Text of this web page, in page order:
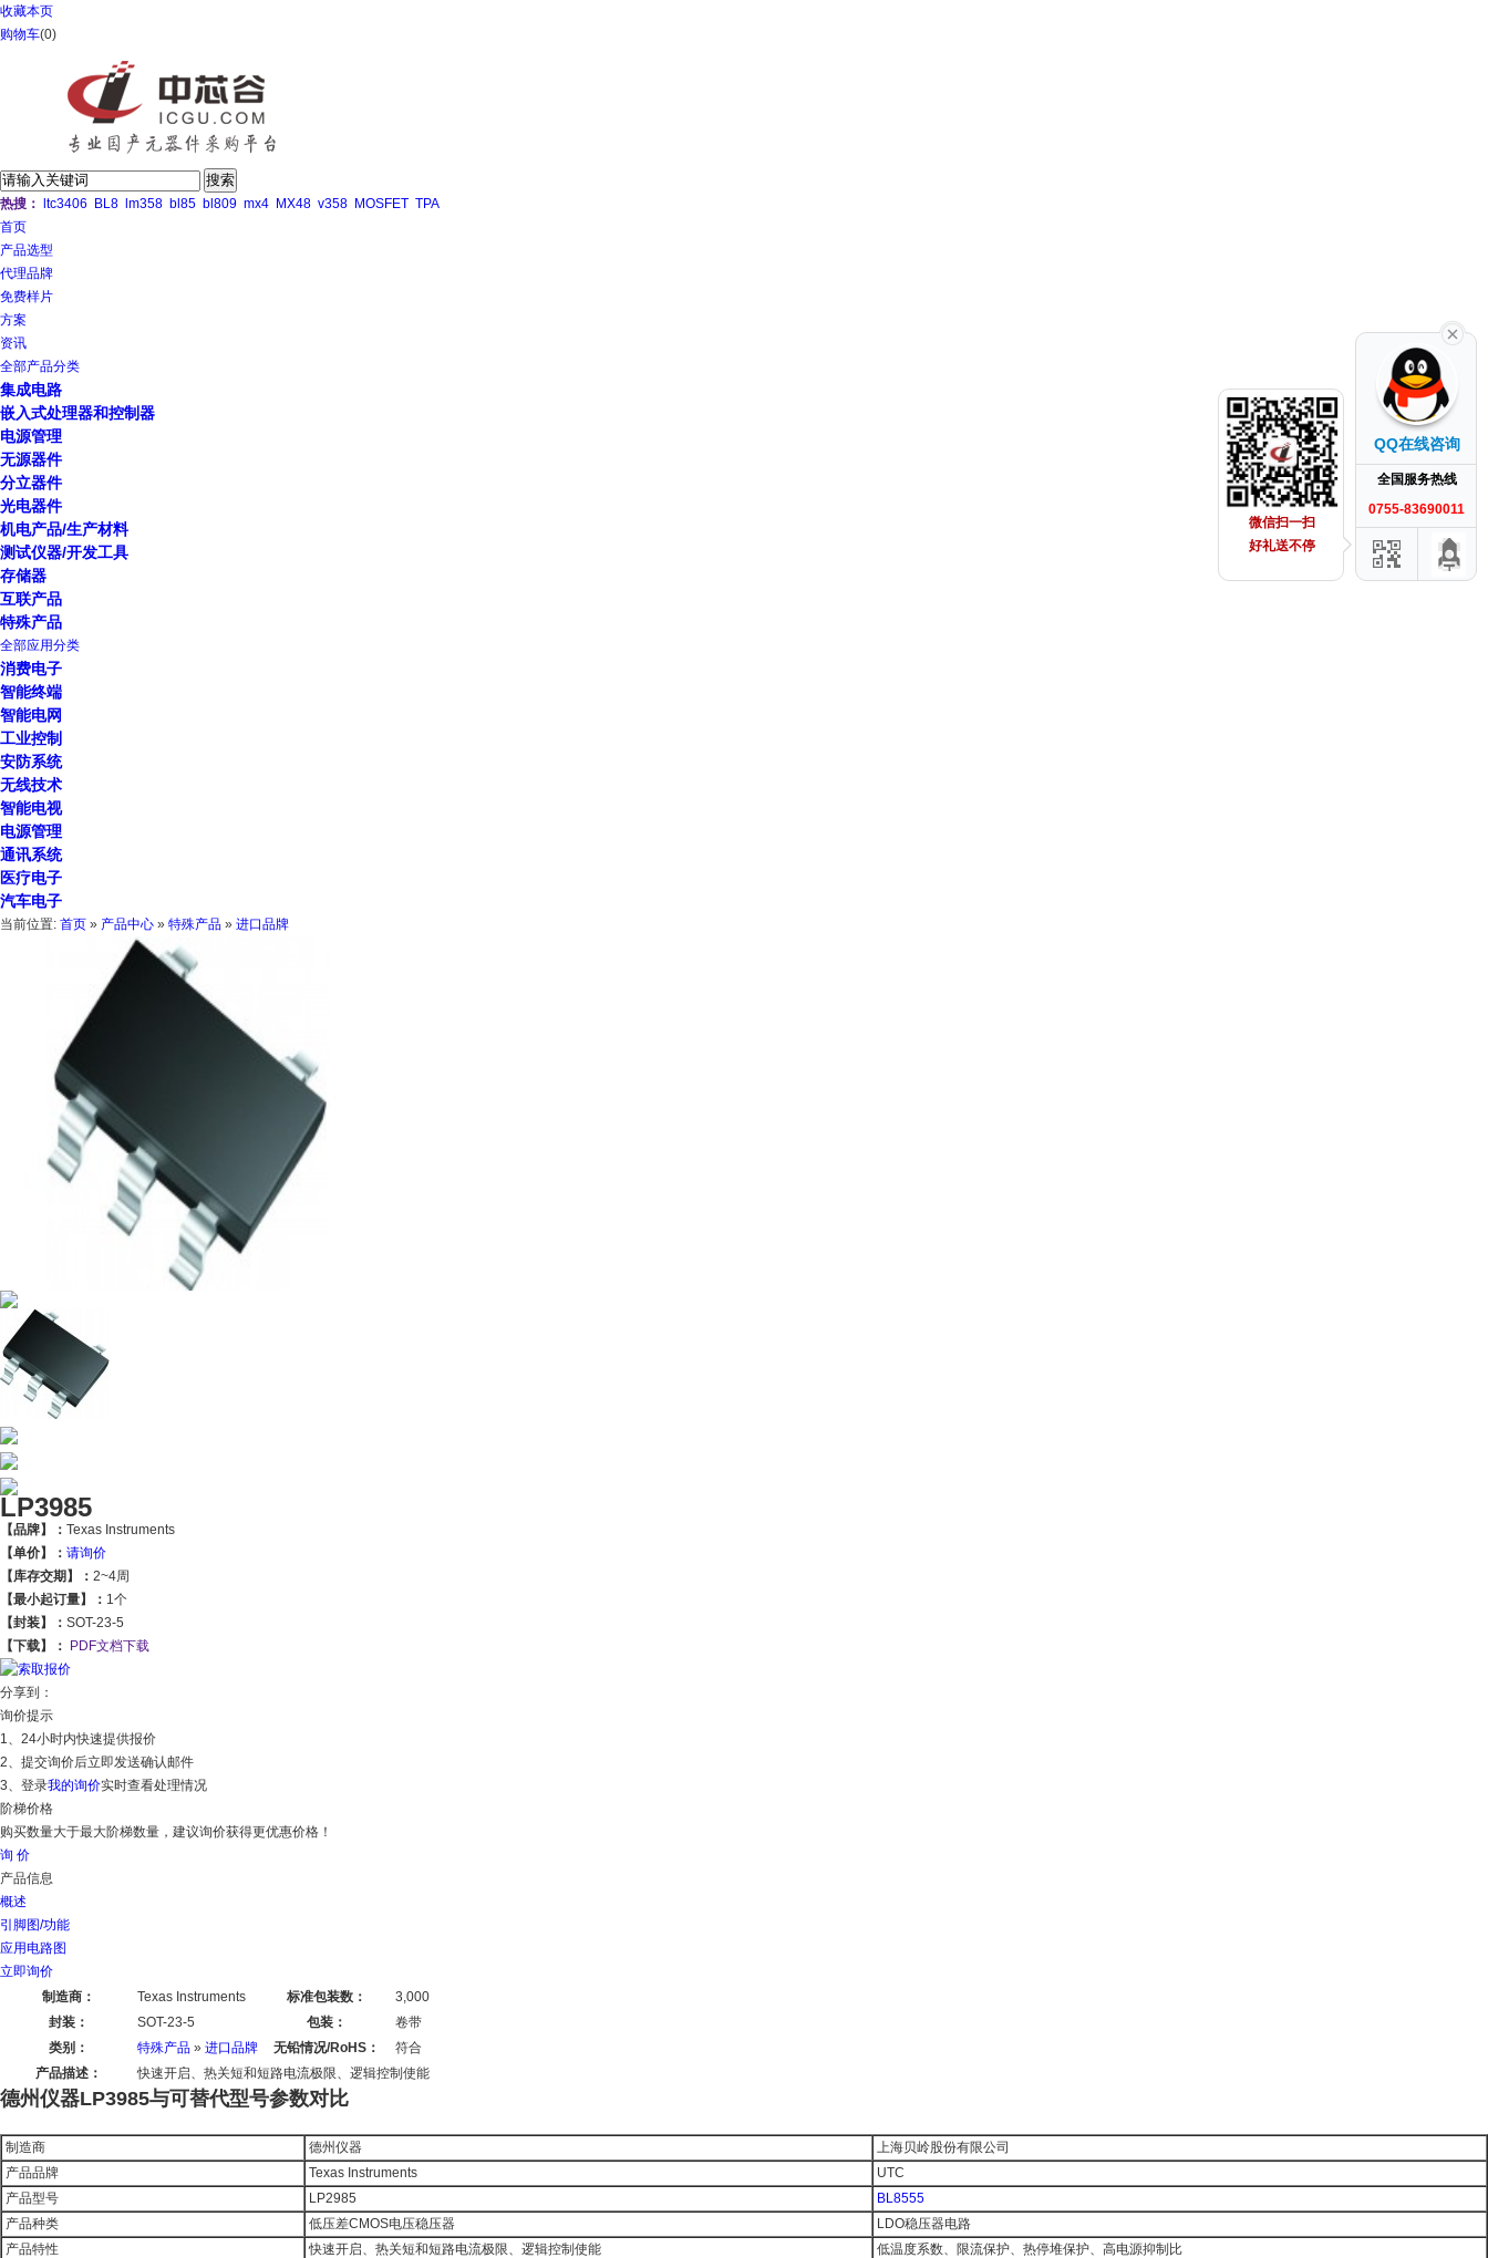
收藏本页
购物车(0)
热搜： ltc3406 BL8 lm358 bl85 bl809 mx4 MX48 v358 MOSFET TPA
首页
产品选型
代理品牌
免费样片
方案
资讯
全部产品分类
集成电路
嵌入式处理器和控制器
电源管理
无源器件
分立器件
光电器件
机电产品/生产材料
测试仪器/开发工具
存储器
互联产品
特殊产品
全部应用分类
消费电子
智能终端
智能电网
工业控制
安防系统
无线技术
智能电视
电源管理
通讯系统
医疗电子
汽车电子
当前位置: 首页 » 产品中心 » 特殊产品 » 进口品牌
LP3985
【品牌】： Texas Instruments
【单价】： 请询价
【库存交期】： 2~4周
【最小起订量】： 1个
【封装】： SOT-23-5
【下载】：
PDF文档下载
分享到：
询价提示
1、24小时内快速提供报价
2、提交询价后立即发送确认邮件
3、登录我的询价实时查看处理情况
阶梯价格
购买数量大于最大阶梯数量，建议询价获得更优惠价格！
询 价
产品信息
概述
引脚图/功能
应用电路图
立即询价
制造商：
Texas Instruments 标准包装数：
3,000
封装：
SOT-23-5 包装：
卷带
类别：
特殊产品 » 进口品牌 无铅情况/RoHS：
符合
产品描述：
快速开启、热关短和短路电流极限、逻辑控制使能
德州仪器LP3985与可替代型号参数对比
制造商 德州仪器
上海贝岭股份有限公司
产品品牌
Texas Instruments
UTC
产品型号
LP2985
BL8555
产品种类
低压差CMOS电压稳压器
LDO稳压器电路
产品特性
快速开启、热关短和短路电流极限、逻辑控制使能
低温度系数、限流保护、热停堆保护、高电源抑制比
QQ在线咨询
全国服务热线
0755-83690011
微信扫一扫
好礼送不停